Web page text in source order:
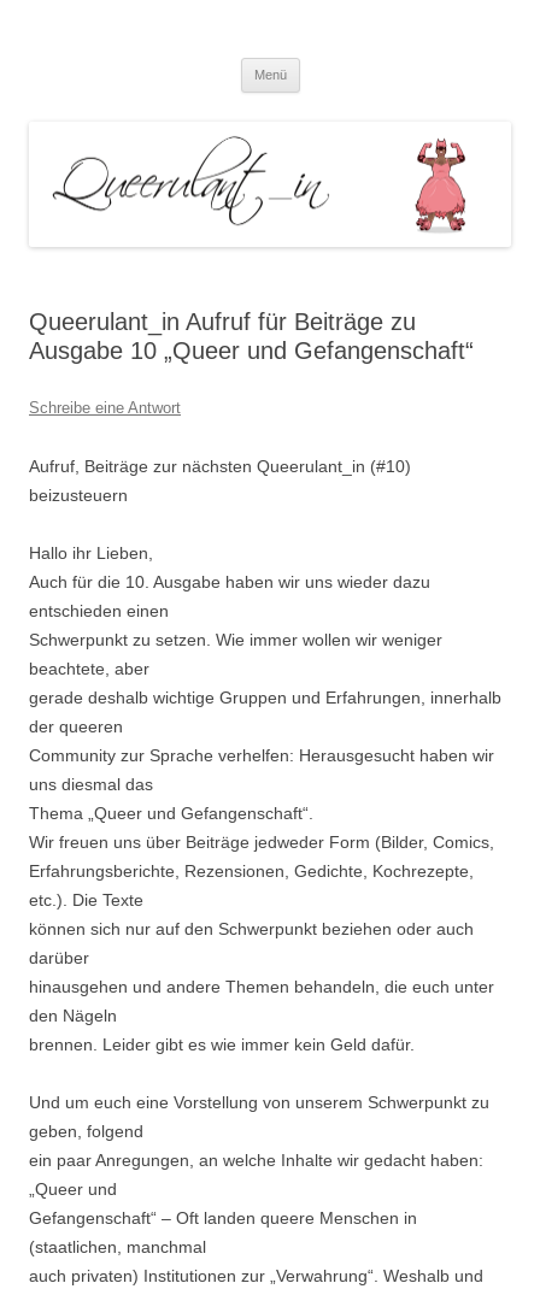
und Praxen
Menü
Queerulant_in Aufruf für Beiträge zu
Ausgabe 10 „Queer und Gefangenschaft“
Schreibe eine Antwort
Aufruf, Beiträge zur nächsten Queerulant_in (#10)
beizusteuern
Hallo ihr Lieben,
Auch für die 10. Ausgabe haben wir uns wieder dazu
entschieden einen
Schwerpunkt zu setzen. Wie immer wollen wir weniger
beachtete, aber
gerade deshalb wichtige Gruppen und Erfahrungen, innerhalb
der queeren
Community zur Sprache verhelfen: Herausgesucht haben wir
uns diesmal das
Thema „Queer und Gefangenschaft“.
Wir freuen uns über Beiträge jedweder Form (Bilder, Comics,
Erfahrungsberichte, Rezensionen, Gedichte, Kochrezepte,
etc.). Die Texte
können sich nur auf den Schwerpunkt beziehen oder auch
darüber
hinausgehen und andere Themen behandeln, die euch unter
den Nägeln
brennen. Leider gibt es wie immer kein Geld dafür.
Und um euch eine Vorstellung von unserem Schwerpunkt zu
geben, folgend
ein paar Anregungen, an welche Inhalte wir gedacht haben:
„Queer und
Gefangenschaft“ – Oft landen queere Menschen in
(staatlichen, manchmal
auch privaten) Institutionen zur „Verwahrung“. Weshalb und